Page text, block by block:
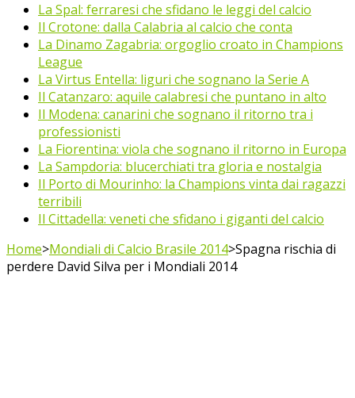
La Spal: ferraresi che sfidano le leggi del calcio
Il Crotone: dalla Calabria al calcio che conta
La Dinamo Zagabria: orgoglio croato in Champions
League
La Virtus Entella: liguri che sognano la Serie A
Il Catanzaro: aquile calabresi che puntano in alto
Il Modena: canarini che sognano il ritorno tra i
professionisti
La Fiorentina: viola che sognano il ritorno in Europa
La Sampdoria: blucerchiati tra gloria e nostalgia
Il Porto di Mourinho: la Champions vinta dai ragazzi
terribili
Il Cittadella: veneti che sfidano i giganti del calcio
Home>Mondiali di Calcio Brasile 2014>Spagna rischia di
perdere David Silva per i Mondiali 2014